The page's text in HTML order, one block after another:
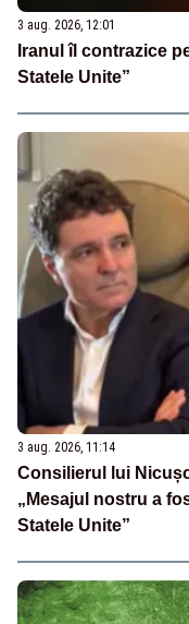
3 aug. 2026, 12:01
Iranul îl contrazice
Statele Unite”
3 aug. 2026, 11:14
Consilierul lui
„Mesajul nostru a
Statele Unite”